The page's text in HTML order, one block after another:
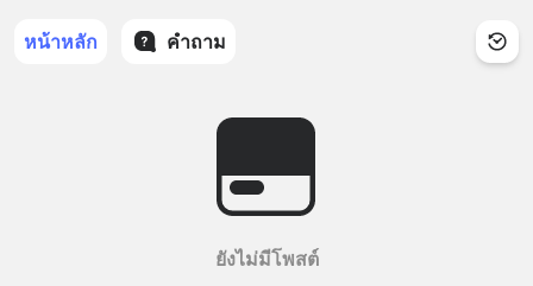
หน้าหลัก คำถาม
ยังไม่มีโพสต์